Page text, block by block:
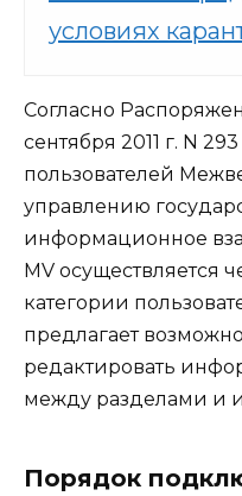
условиях
Согласно
сентября 2011 г. N
пользователей
управлению
информационное
MV осуществляется
категории
предлагает
редактировать
между разделами и
Порядок